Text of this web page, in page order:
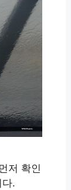
저 확인
.